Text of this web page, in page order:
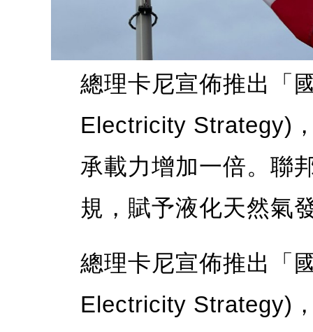
總理卡尼宣佈推出「
Electricity Strategy)
承載力增加一倍。聯
規，賦予液化天然氣
總理卡尼宣佈推出「
Electricity Strategy)